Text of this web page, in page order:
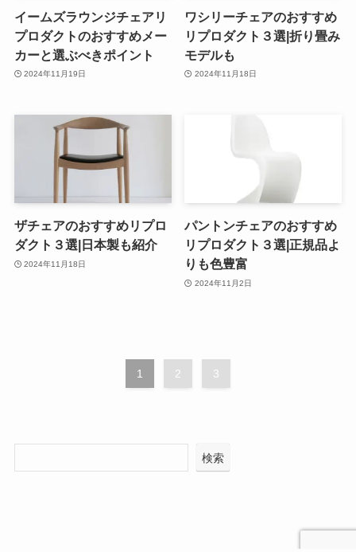
イームズラウンジチェアリ
プロダクトのおすすめメー
カーと選ぶべきポイント
2024年11月19日
ワシリーチェアのおすすめ
リプロダクト３選|折り畳み
モデルも
2024年11月18日
ザチェアのおすすめリプロ
ダクト３選|日本製も紹介
2024年11月18日
パントンチェアのおすすめ
リプロダクト３選|正規品よ
りも色豊富
2024年11月2日
1 2 3
検索